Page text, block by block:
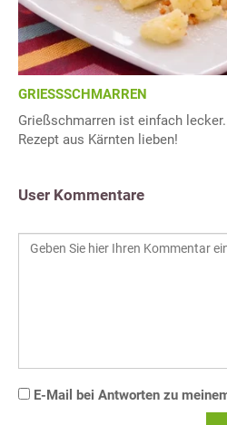
GRIESSSCHMARREN
Grießschmarren ist einfach
Rezept aus Kärnten lieben!
User Kommentare
E-Mail bei Antworten zu